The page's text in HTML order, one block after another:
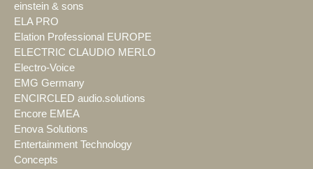
einstein & sons
ELA PRO
Elation Professional EUROPE
ELECTRIC CLAUDIO MERLO
Electro-Voice
EMG Germany
ENCIRCLED audio.solutions
Encore EMEA
Enova Solutions
Entertainment Technology
Concepts